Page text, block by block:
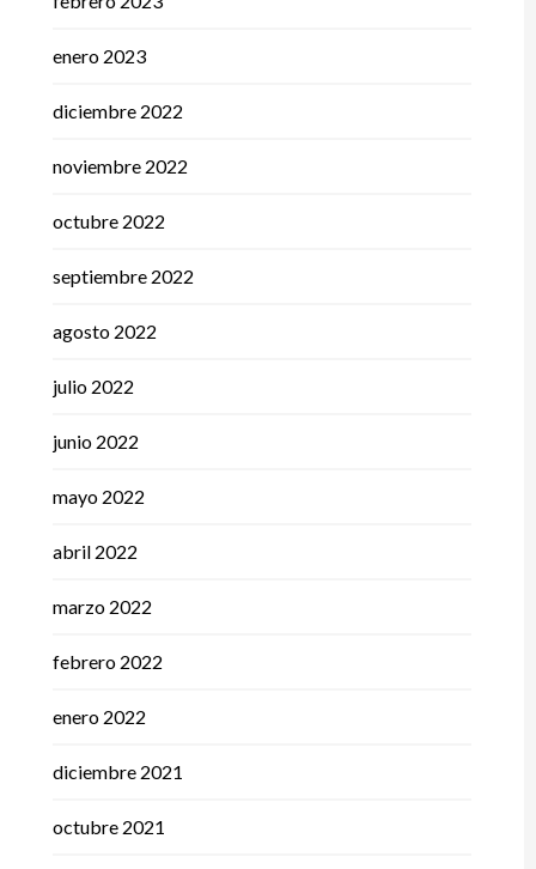
enero 2023
diciembre 2022
noviembre 2022
octubre 2022
septiembre 2022
agosto 2022
julio 2022
junio 2022
mayo 2022
abril 2022
marzo 2022
febrero 2022
enero 2022
diciembre 2021
octubre 2021